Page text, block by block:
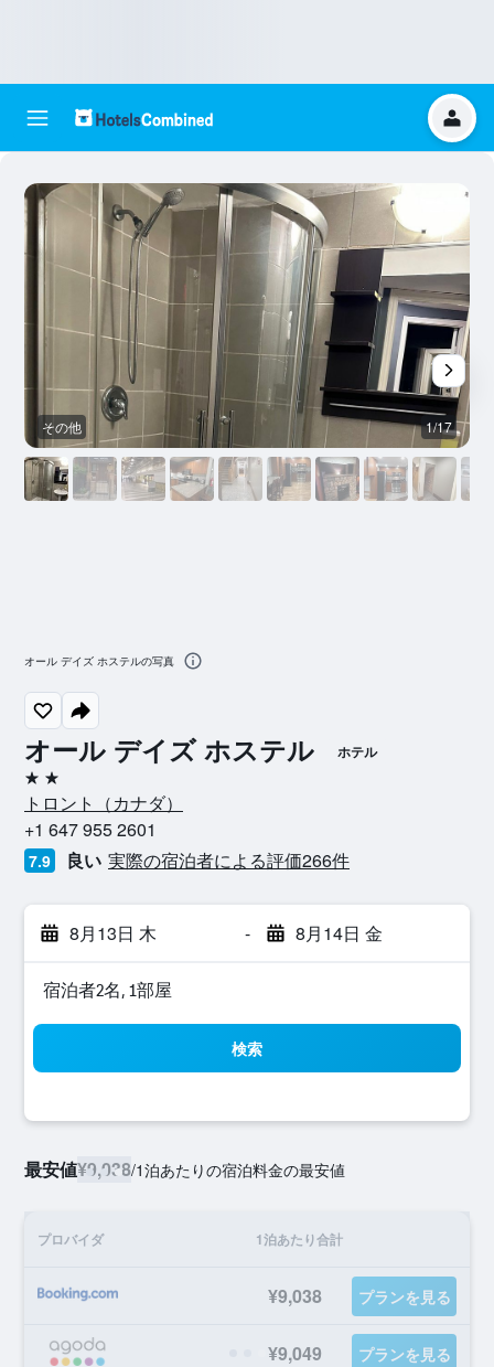
オール デイズ ホステル ホテル
2つ星
トロント​（カナダ​）​
+1 647 955 2601
7.9 良い 実際の宿泊者による評価266​件
8月13日 木 - 8月14日 金
宿泊者2名, 1​部屋
検索
最安値¥9,038/1泊あたりの宿泊料金の最安値
プロバイダ 1泊あたり合計
¥9,038 プランを見る
¥9,049 プランを見る
その他 1/17
オール デイズ ホステルの写真